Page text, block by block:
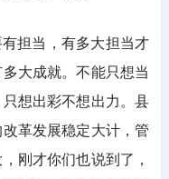
担当，有多大担当才
大成就。不能只想当
想出彩不想出力。县
革发展稳定大计，管
刚才你们也说到了，